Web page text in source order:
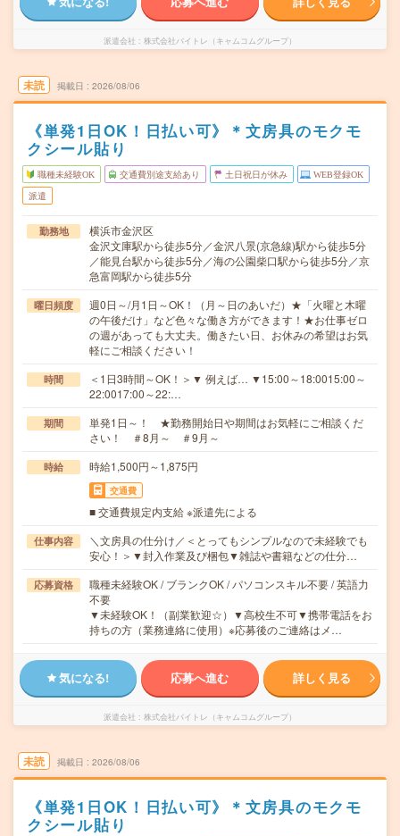
派遣会社 株式会社バイトレ（キャムコムグループ）
未読 掲載日 2026/08/06
《単発1日OK！日払い可》＊文房具のモクモ
クシール貼り
職種未経験OK 交通費別途支給あり 土日祝日が休み WEB登録OK
派遣
勤務地
横浜市金沢区
金沢文庫駅から徒歩5分／金沢八景(京急線)駅から徒歩5分
／能見台駅から徒歩5分／海の公園柴口駅から徒歩5分／京
急富岡駅から徒歩5分
曜日頻度
週0日～/月1日～OK！（月～日のあいだ）★「火曜と木曜
の午後だけ」など色々な働き方ができます！★お仕事ゼロ
の週があっても大丈夫。働きたい日、お休みの希望はお気
軽にご相談ください！
時間
＜1日3時間～OK！＞▼ 例えば… ▼15:00～18:0015:00～
22:0017:00～22:…
期間
単発1日～！ ★勤務開始日や期間はお気軽にご相談くだ
さい！ ＃8月～ ＃9月～
時給 時給1,500円～1,875円
交通費
■ 交通費規定内支給 ※派遣先による
仕事内容
＼文房具の仕分け／＜とってもシンプルなので未経験でも
安心！＞▼封入作業及び梱包▼雑誌や書籍などの仕分…
応募資格
職種未経験OK / ブランクOK / パソコンスキル不要 / 英語力
不要
▼未経験OK！（副業歓迎☆）▼高校生不可▼携帯電話をお
持ちの方（業務連絡に使用）※応募後のご連絡はメ…
気になる! 応募へ進む 詳しく見る
派遣会社 株式会社バイトレ（キャムコムグループ）
未読 掲載日 2026/08/06
《単発1日OK！日払い可》＊文房具のモクモ
クシール貼り